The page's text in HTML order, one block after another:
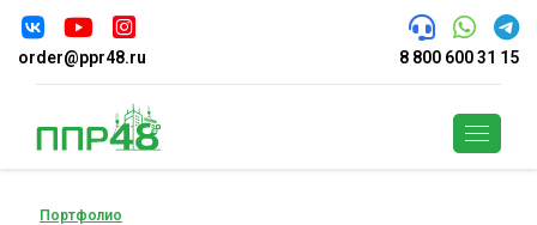
order@ppr48.ru 8 800 600 31 15
Портфолио